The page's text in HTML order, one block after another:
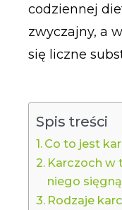
codziennej
zwyczajny, a
się liczne
Spis treści
Co to jest
Karczoch w
niego
Rodzaje